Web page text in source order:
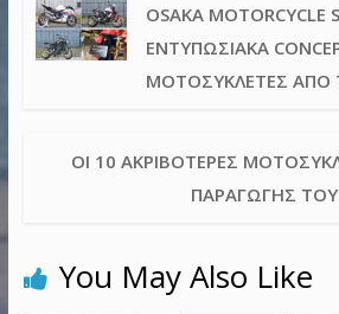
OSAKA MOTORCYCLE
ΕΝΤΥΠΩΣΙΑΚΆ
ΜΟΤΟΣΥΚΛΈΤΕΣ ΑΠΌ
ΟΙ 10 ΑΚΡΙΒΌΤΕΡΕΣ
ΠΑΡΑΓΩΓΉΣ ΤΟΥ
You May Also Like